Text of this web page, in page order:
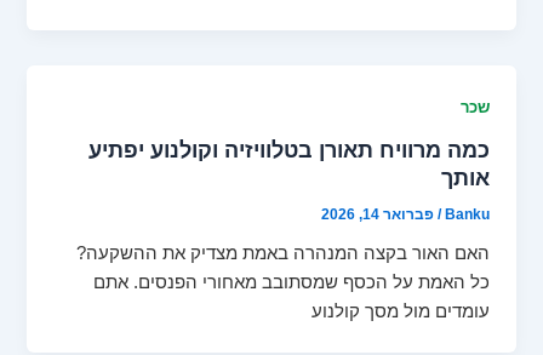
שכר
כמה מרוויח תאורן בטלוויזיה וקולנוע יפתיע
אותך
Banku
/פברואר 14, 2026
האם האור בקצה המנהרה באמת מצדיק את ההשקעה?
כל האמת על הכסף שמסתובב מאחורי הפנסים. אתם
עומדים מול מסך קולנוע